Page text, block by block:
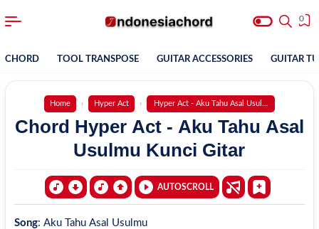
0
CHORD TOOL TRANSPOSE GUITAR ACCESSORIES GUITAR
Home Hyper Act Hyper Act - Aku Tahu Asal Usulmu
Chord Hyper Act - Aku Tahu Asal
Usulmu Kunci Gitar
AUTOSCROLL
Song: Aku Tahu Asal Usulmu